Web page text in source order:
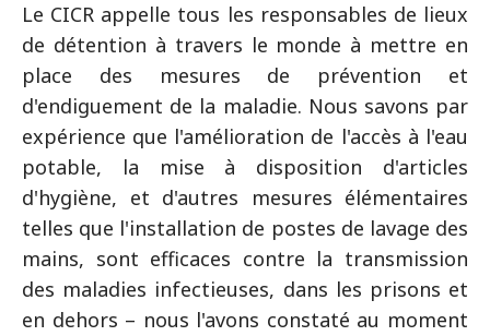
Le CICR appelle tous les responsables de lieux
de détention à travers le monde à mettre en
place des mesures de prévention et
d'endiguement de la maladie. Nous savons par
expérience que l'amélioration de l'accès à l'eau
potable, la mise à disposition d'articles
d'hygiène, et d'autres mesures élémentaires
telles que l'installation de postes de lavage des
mains, sont efficaces contre la transmission
des maladies infectieuses, dans les prisons et
en dehors – nous l'avons constaté au moment